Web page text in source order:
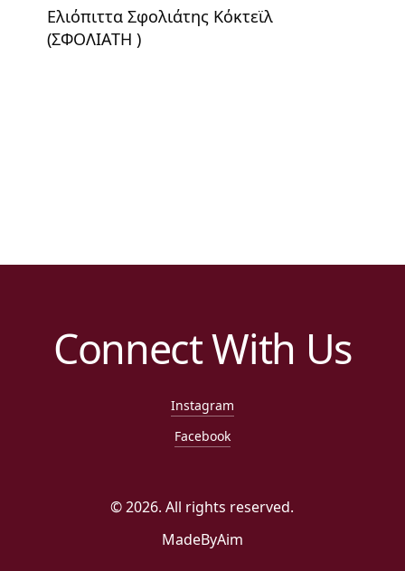
Ελιόπιττα Σφολιάτης Κόκτεϊλ
(ΣΦΟΛΙΑΤΗ )
Connect With Us
Instagram
Facebook
©2026. All rights reserved.
MadeByAim